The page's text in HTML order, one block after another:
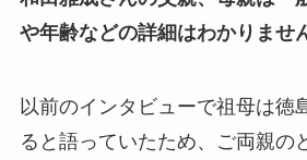
や年齢などの詳細はわかりませ
以前のインタビューで祖母は徳
ると語っていたため、ご両親の